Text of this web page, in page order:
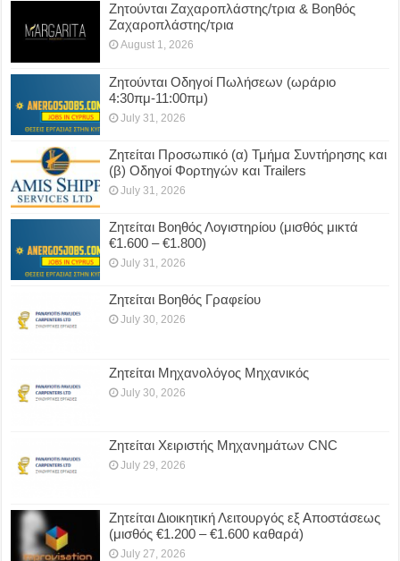
Ζητούνται Ζαχαροπλάστης/τρια & Βοηθός
Ζαχαροπλάστης/τρια
August 1, 2026
Ζητούνται Οδηγοί Πωλήσεων (ωράριο
4:30πμ-11:00πμ)
July 31, 2026
Ζητείται Προσωπικό (α) Τμήμα Συντήρησης και
(β) Οδηγοί Φορτηγών και Trailers
July 31, 2026
Ζητείται Βοηθός Λογιστηρίου (μισθός μικτά
€1.600 – €1.800)
July 31, 2026
Ζητείται Βοηθός Γραφείου
July 30, 2026
Ζητείται Μηχανολόγος Μηχανικός
July 30, 2026
Ζητείται Χειριστής Μηχανημάτων CNC
July 29, 2026
Ζητείται Διοικητική Λειτουργός εξ Αποστάσεως
(μισθός €1.200 – €1.600 καθαρά)
July 27, 2026